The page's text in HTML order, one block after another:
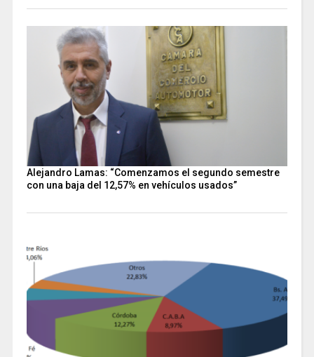
Alejandro Lamas: “Comenzamos el segundo semestre
con una baja del 12,57% en vehículos usados”